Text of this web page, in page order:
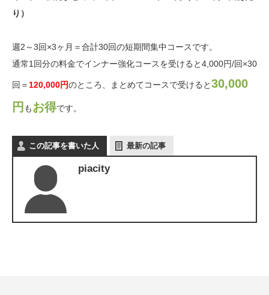
り）
週2～3回×3ヶ月＝合計30回の短期間集中コースです。
通常1回分の料金でインナー強化コースを受けると4,000円/回×30
回＝ 120,000円のところ、まとめてコースで受けると30,000
円 もお得です。
この記事を書いた人 最新の記事
piacity